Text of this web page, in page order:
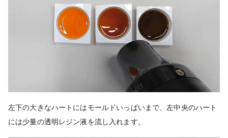
左下の大きなハートにはモールドいっぱいまで、左中央のハート
には少量の透明レジン液を流し入れます。